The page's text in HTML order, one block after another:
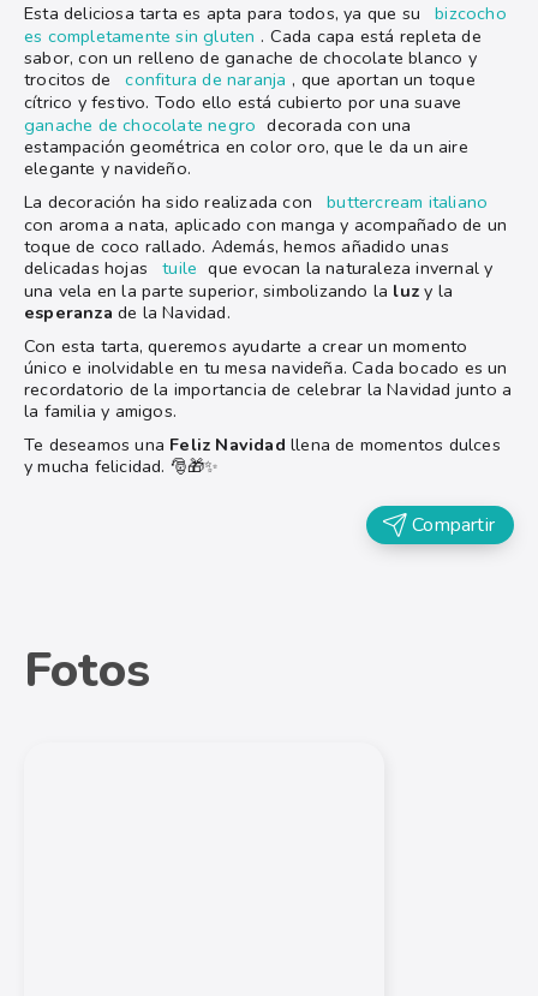
Esta deliciosa tarta es apta para todos, ya que su
bizcocho
es completamente sin gluten . Cada capa está repleta de
sabor, con un relleno de ganache de chocolate blanco y
trocitos de
confitura de naranja , que aportan un toque
cítrico y festivo. Todo ello está cubierto por una suave
ganache de chocolate negro decorada con una
estampación geométrica en color oro, que le da un aire
elegante y navideño.
La decoración ha sido realizada con
buttercream italiano
con aroma a nata, aplicado con manga y acompañado de un
toque de coco rallado. Además, hemos añadido unas
delicadas hojas
tuile que evocan la naturaleza invernal y
una vela en la parte superior, simbolizando la luz y la
esperanza de la Navidad.
Con esta tarta, queremos ayudarte a crear un momento
único e inolvidable en tu mesa navideña. Cada bocado es un
recordatorio de la importancia de celebrar la Navidad junto a
la familia y amigos.
Te deseamos una Feliz Navidad llena de momentos dulces
y mucha felicidad. 🎅🎁✨
Compartir
Fotos